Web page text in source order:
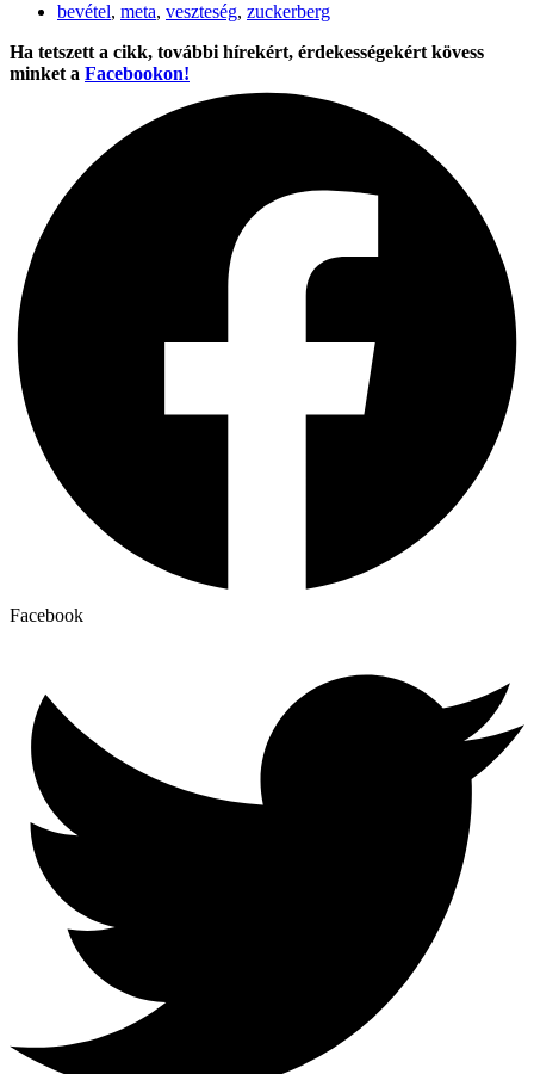
bevétel, meta, veszteség, zuckerberg
Ha tetszett a cikk, további hírekért, érdekességekért kövess
minket a Facebookon!
Facebook